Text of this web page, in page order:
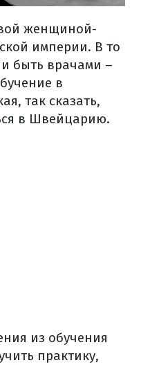
женщиной-
империи. В то
быть врачами –
в
так сказать,
в Швейцарию.
из обучения
практику,